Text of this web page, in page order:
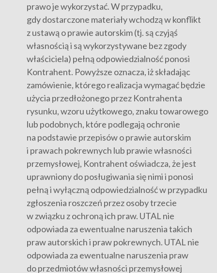
prawo je wykorzystać. W przypadku,
gdy dostarczone materiały wchodzą w konflikt
z ustawą o prawie autorskim (tj. są czyjąś
własnością i są wykorzystywane bez zgody
właściciela) pełną odpowiedzialność ponosi
Kontrahent. Powyższe oznacza, iż składając
zamówienie, którego realizacja wymagać będzie
użycia przedłożonego przez Kontrahenta
rysunku, wzoru użytkowego, znaku towarowego
lub podobnych, które podlegają ochronie
na podstawie przepisów o prawie autorskim
i prawach pokrewnych lub prawie własności
przemysłowej, Kontrahent oświadcza, że jest
uprawniony do posługiwania się nimi i ponosi
pełną i wyłączną odpowiedzialność w przypadku
zgłoszenia roszczeń przez osoby trzecie
w związku z ochroną ich praw. UTAL nie
odpowiada za ewentualne naruszenia takich
praw autorskich i praw pokrewnych. UTAL nie
odpowiada za ewentualne naruszenia praw
do przedmiotów własności przemysłowej